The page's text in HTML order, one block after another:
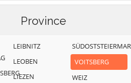
Province
LEIBNITZ
LEOBEN
LIEZEN
VOITSBERG
WEIZ